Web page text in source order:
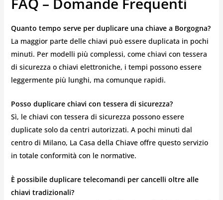
Quanto tempo serve per duplicare una chiave a Borgogna?
La maggior parte delle chiavi può essere duplicata in pochi
minuti. Per modelli più complessi, come chiavi con tessera
di sicurezza o chiavi elettroniche, i tempi possono essere
leggermente più lunghi, ma comunque rapidi.
Posso duplicare chiavi con tessera di sicurezza?
Sì, le chiavi con tessera di sicurezza possono essere
duplicate solo da centri autorizzati. A pochi minuti dal
centro di Milano, La Casa della Chiave offre questo servizio
in totale conformità con le normative.
È possibile duplicare telecomandi per cancelli oltre alle
chiavi tradizionali?